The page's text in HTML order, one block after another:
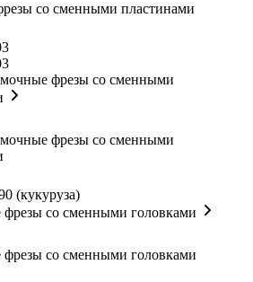
со сменными пластинами
фрезы со сменными
фрезы со сменными
(кукуруза)
со сменными головками
со сменными головками